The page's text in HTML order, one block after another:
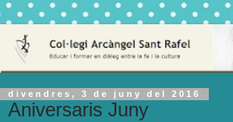
divendres, 3 de juny del 2016
Aniversaris Juny